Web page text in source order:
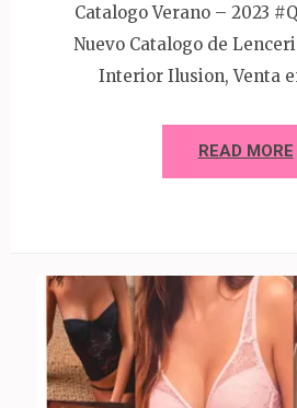
Catalogo Verano – 2023
Nuevo Catalogo de
Interior Ilusion, Venta
READ MORE